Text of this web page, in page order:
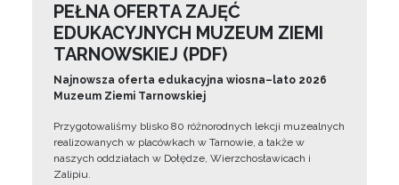
PEŁNA OFERTA ZAJĘĆ
EDUKACYJNYCH MUZEUM ZIEMI
TARNOWSKIEJ (PDF)
Najnowsza oferta edukacyjna wiosna–lato 2026
Muzeum Ziemi Tarnowskiej
Przygotowaliśmy blisko 80 różnorodnych lekcji muzealnych
realizowanych w placówkach w Tarnowie, a także w
naszych oddziałach w Dołędze, Wierzchosławicach i
Zalipiu.